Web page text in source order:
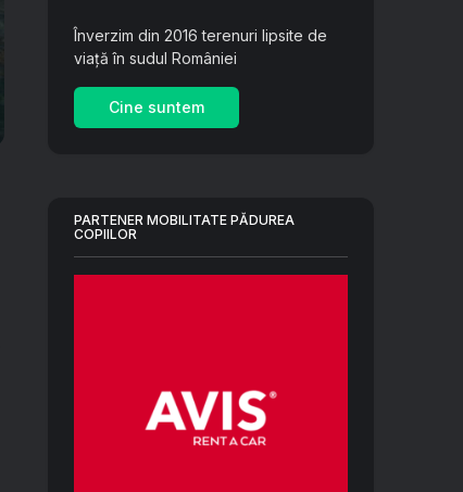
Înverzim din 2016 terenuri lipsite de
viață în sudul României
Cine suntem
PARTENER MOBILITATE PĂDUREA
COPIILOR